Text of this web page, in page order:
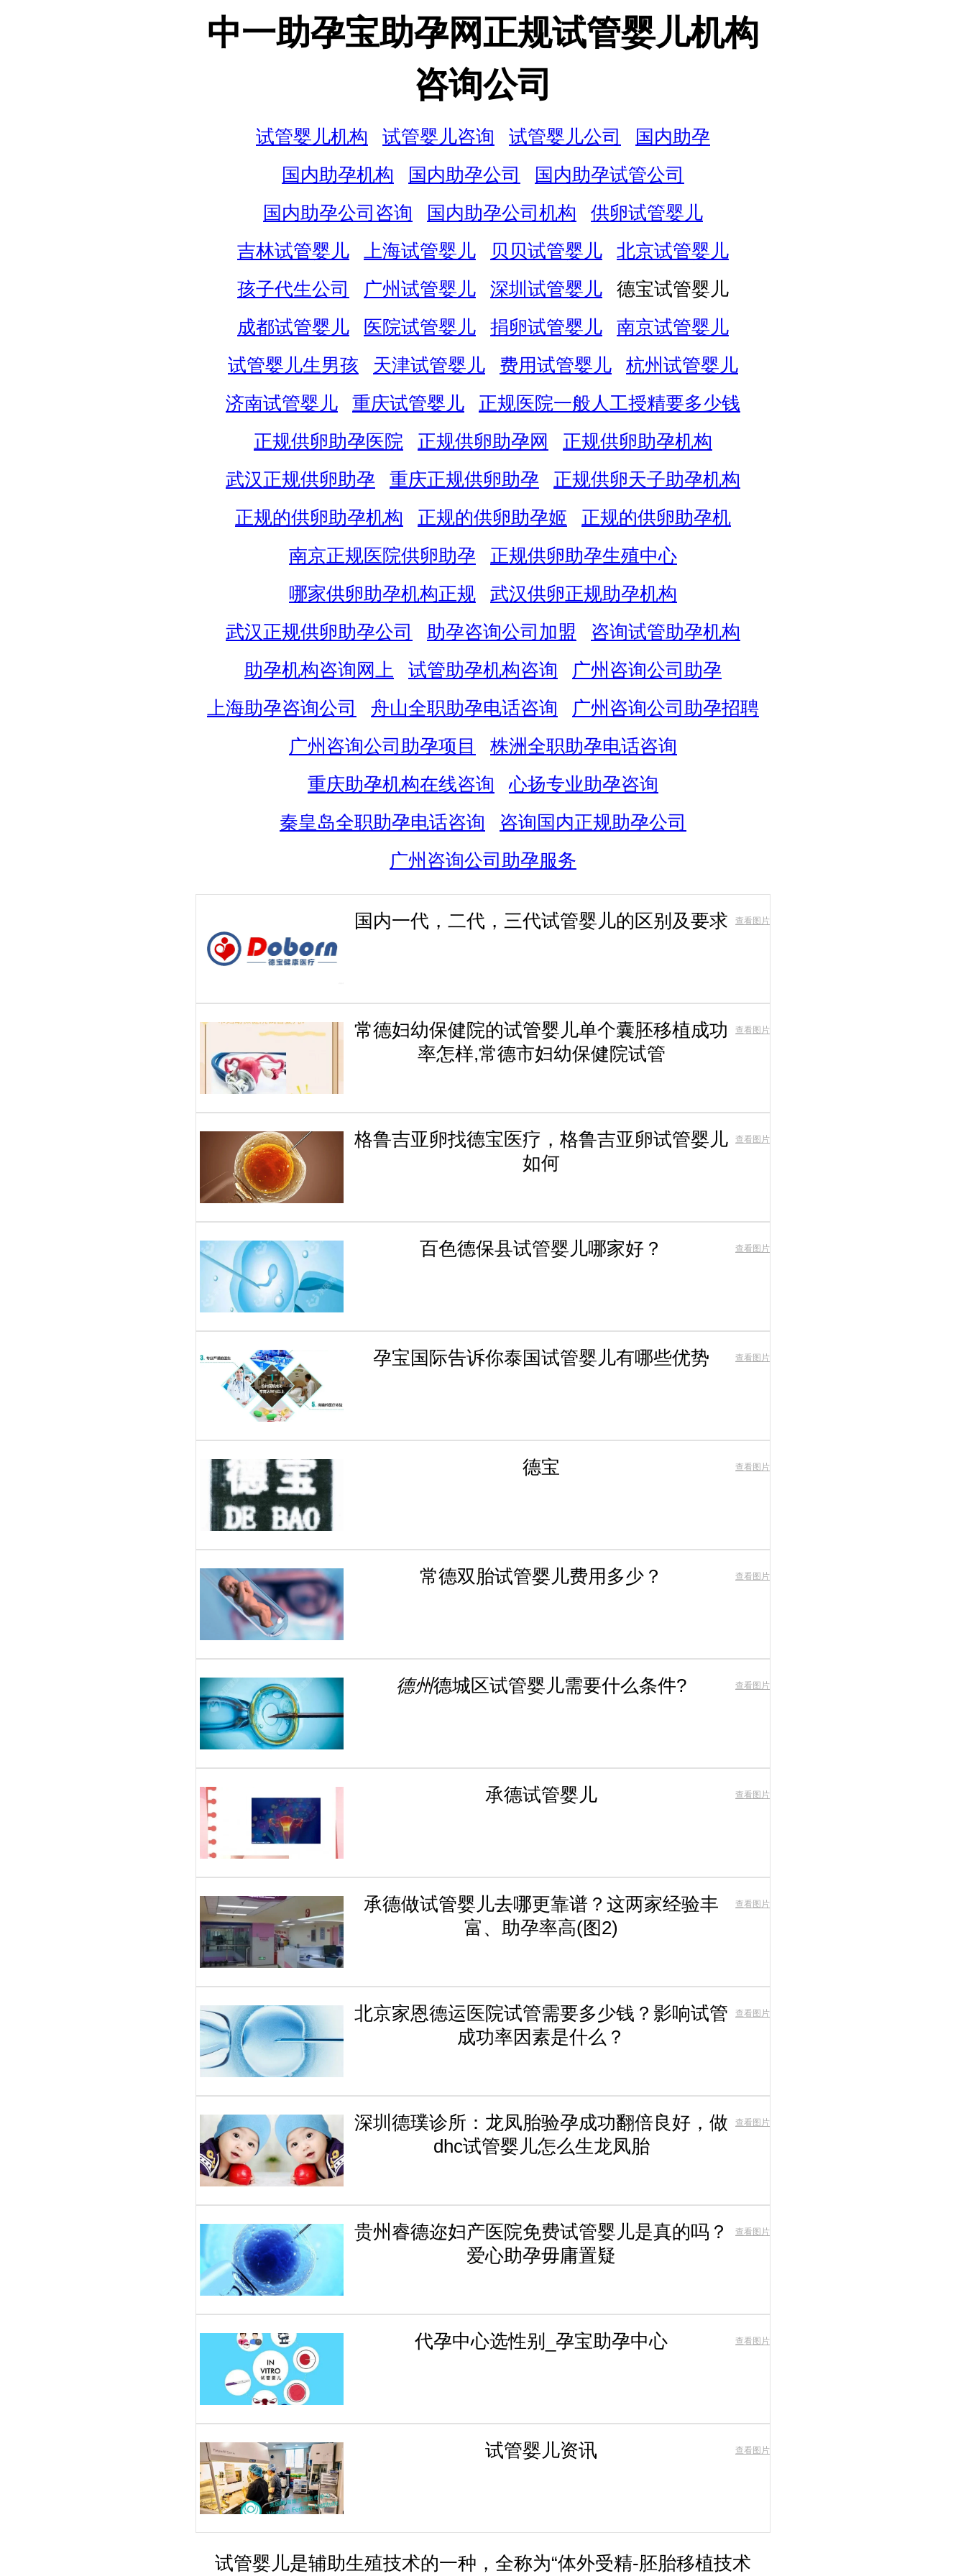
中一助孕宝助孕网正规试管婴儿机构
咨询公司
试管婴儿机构 试管婴儿咨询 试管婴儿公司
国内助孕
国内助孕机构
国内助孕公司
国内助孕试管公司
国内助孕公司咨询
国内助孕公司机构
供卵试管婴儿
吉林试管婴儿
上海试管婴儿 贝贝试管婴儿
北京试管婴儿
孩子代生公司
广州试管婴儿 深圳试管婴儿
德宝试管婴儿
成都试管婴儿
医院试管婴儿 捐卵试管婴儿
南京试管婴儿
试管婴儿生男孩
天津试管婴儿 费用试管婴儿
杭州试管婴儿
济南试管婴儿
重庆试管婴儿
正规医院一般人工授精要多少钱
正规供卵助孕医院
正规供卵助孕网
正规供卵助孕机构
武汉正规供卵助孕
重庆正规供卵助孕
正规供卵天子助孕机构
正规的供卵助孕机构
正规的供卵助孕姬
正规的供卵助孕机
南京正规医院供卵助孕
正规供卵助孕生殖中心
哪家供卵助孕机构正规
武汉供卵正规助孕机构
武汉正规供卵助孕公司
助孕咨询公司加盟
咨询试管助孕机构
助孕机构咨询网上
试管助孕机构咨询
广州咨询公司助孕
上海助孕咨询公司
舟山全职助孕电话咨询
广州咨询公司助孕招聘
广州咨询公司助孕项目
株洲全职助孕电话咨询
重庆助孕机构在线咨询
心扬专业助孕咨询
秦皇岛全职助孕电话咨询
咨询国内正规助孕公司
广州咨询公司助孕服务
国内一代，二代，三代试管婴儿的区别及要求 查看图片
常德妇幼保健院的试管婴儿单个囊胚移植成功
率怎样,常德市妇幼保健院试管
查看图片
格鲁吉亚卵找德宝医疗，格鲁吉亚卵试管婴儿
如何
查看图片
百色德保县试管婴儿哪家好？ 查看图片
孕宝国际告诉你泰国试管婴儿有哪些优势 查看图片
德宝 查看图片
常德双胎试管婴儿费用多少？ 查看图片
德州德城区试管婴儿需要什么条件? 查看图片
承德试管婴儿 查看图片
承德做试管婴儿去哪更靠谱？这两家经验丰
富、助孕率高(图2)
查看图片
北京家恩德运医院试管需要多少钱？影响试管
成功率因素是什么？
查看图片
深圳德璞诊所：龙凤胎验孕成功翻倍良好，做
dhc试管婴儿怎么生龙凤胎
查看图片
贵州睿德迩妇产医院免费试管婴儿是真的吗？
爱心助孕毋庸置疑
查看图片
代孕中心选性别_孕宝助孕中心 查看图片
试管婴儿资讯 查看图片
试管婴儿是辅助生殖技术的一种，全称为“体外受精-胚胎移植技术